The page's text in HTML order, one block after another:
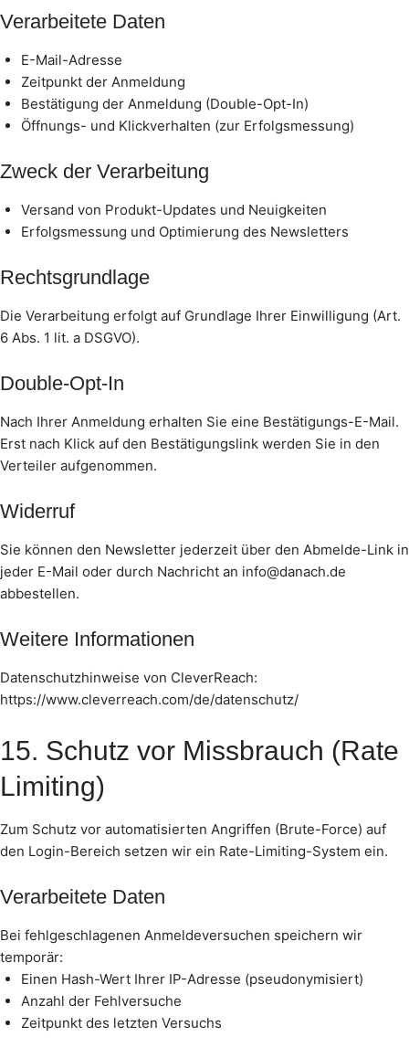
Verarbeitete Daten
E-Mail-Adresse
Zeitpunkt der Anmeldung
Bestätigung der Anmeldung (Double-Opt-In)
Öffnungs- und Klickverhalten (zur Erfolgsmessung)
Zweck der Verarbeitung
Versand von Produkt-Updates und Neuigkeiten
Erfolgsmessung und Optimierung des Newsletters
Rechtsgrundlage
Die Verarbeitung erfolgt auf Grundlage Ihrer Einwilligung (Art.
6 Abs. 1 lit. a DSGVO).
Double-Opt-In
Nach Ihrer Anmeldung erhalten Sie eine Bestätigungs-E-Mail.
Erst nach Klick auf den Bestätigungslink werden Sie in den
Verteiler aufgenommen.
Widerruf
Sie können den Newsletter jederzeit über den Abmelde-Link in
jeder E-Mail oder durch Nachricht an info@danach.de
abbestellen.
Weitere Informationen
Datenschutzhinweise von CleverReach:
https://www.cleverreach.com/de/datenschutz/
15. Schutz vor Missbrauch (Rate
Limiting)
Zum Schutz vor automatisierten Angriffen (Brute-Force) auf
den Login-Bereich setzen wir ein Rate-Limiting-System ein.
Verarbeitete Daten
Bei fehlgeschlagenen Anmeldeversuchen speichern wir
temporär:
Einen Hash-Wert Ihrer IP-Adresse (pseudonymisiert)
Anzahl der Fehlversuche
Zeitpunkt des letzten Versuchs